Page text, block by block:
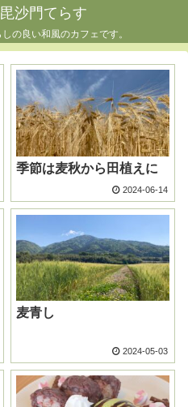
沙門てらす
の良い和風のカフェです。
季節は麦秋から田植えに
2024-06-14
麦青し
2024-05-03